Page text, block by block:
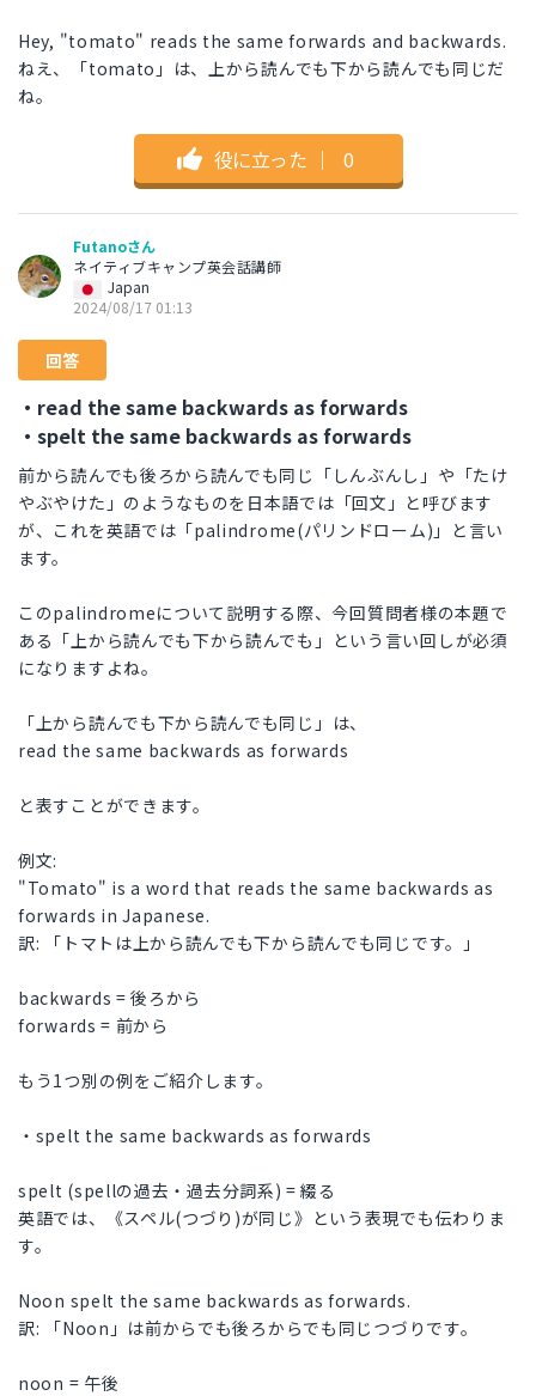
Hey, "tomato" reads the same forwards and backwards.
ねえ、「tomato」は、上から読んでも下から読んでも同じだ
ね。
役に立った ｜ 0
Futanoさん
ネイティブキャンプ英会話講師
Japan
2024/08/17 01:13
回答
・read the same backwards as forwards
・spelt the same backwards as forwards
前から読んでも後ろから読んでも同じ「しんぶんし」や「たけ
やぶやけた」のようなものを日本語では「回文」と呼びます
が、これを英語では「palindrome(パリンドローム)」と言い
ます。
このpalindromeについて説明する際、今回質問者様の本題で
ある「上から読んでも下から読んでも」という言い回しが必須
になりますよね。
「上から読んでも下から読んでも同じ」は、
read the same backwards as forwards
と表すことができます。
例文:
"Tomato" is a word that reads the same backwards as
forwards in Japanese.
訳: 「トマトは上から読んでも下から読んでも同じです。」
backwards = 後ろから
forwards = 前から
もう1つ別の例をご紹介します。
・spelt the same backwards as forwards
spelt (spellの過去・過去分詞系) = 綴る
英語では、《スペル(つづり)が同じ》という表現でも伝わりま
す。
Noon spelt the same backwards as forwards.
訳: 「Noon」は前からでも後ろからでも同じつづりです。
noon = 午後